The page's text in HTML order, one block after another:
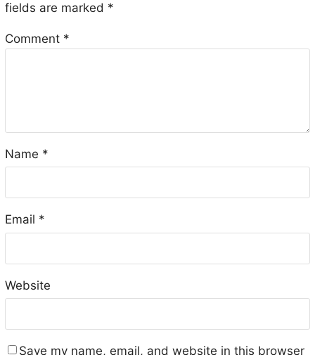
fields are marked *
Comment *
Name *
Email *
Website
Save my name, email, and website in this browser